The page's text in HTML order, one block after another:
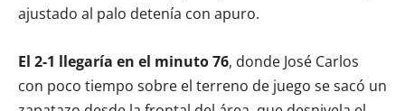
ajustado al palo detenía con apuro.
El 2-1 llegaría en el minuto 76, donde José Carlos
con poco tiempo sobre el terreno de juego se sacó un